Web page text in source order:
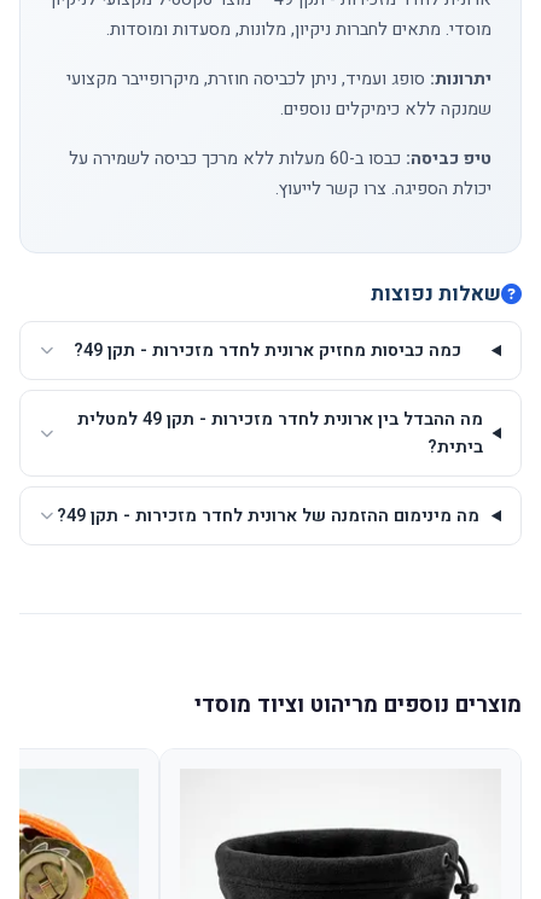
מוסדי. מתאים לחברות ניקיון, מלונות, מסעדות ומוסדות.
יתרונות: סופג ועמיד, ניתן לכביסה חוזרת, מיקרופייבר מקצועי
שמנקה ללא כימיקלים נוספים.
טיפ כביסה:
כבסו ב-60 מעלות ללא מרכך כביסה לשמירה על
יכולת הספיגה. צרו קשרלייעוץ.
שאלות נפוצות
כמה כביסות מחזיק ארונית לחדר מזכירות - תקן 49?
מה ההבדל בין ארונית לחדר מזכירות - תקן 49 למטלית
ביתית?
מה מינימום ההזמנה של ארונית לחדר מזכירות - תקן 49?
מוצרים נוספים מריהוט וציוד מוסדי